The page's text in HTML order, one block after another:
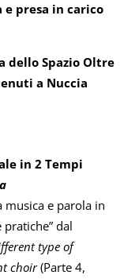
presa in carico
dello Spazio Oltre
a Nuccia
in 2 Tempi
e parola in
dal
type of
choir(Parte 4,